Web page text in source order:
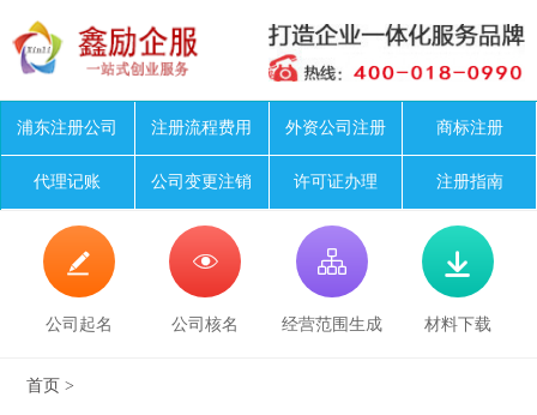
浦东注册公司 注册流程费用 外资公司注册 商标注册
代理记账 公司变更注销 许可证办理 注册指南

公司起名

公司核名

经营范围生成

材料下载
首页 >